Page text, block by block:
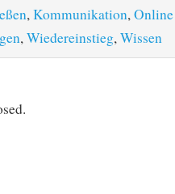
,Kommunikation,
,Wiedereinstieg,Wissen